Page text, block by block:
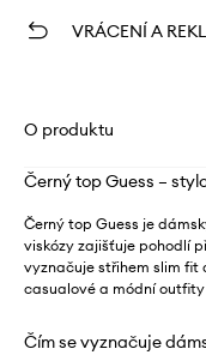
VRÁCENÍ A
O produktu
Černý top Guess –
Černý top Guess je
viskózy zajišťuje pohodlí
vyznačuje střihem slim fit
casualové a módní
Čím se vyznačuje